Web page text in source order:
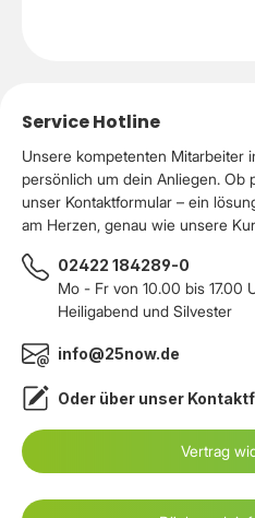
Service Hotline
Unsere kompetenten Mitarbeiter
persönlich um dein Anliegen. Ob
unser Kontaktformular – ein
am Herzen, genau wie unsere
02422 184289-0
Mo - Fr von 10.00 bis 17.00
Heiligabend und Silvester
info@25now.de
Oder über unser
Vertrag